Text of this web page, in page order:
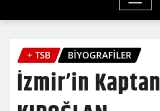
+ TSB BİYOGRAFİLER
İzmir’in